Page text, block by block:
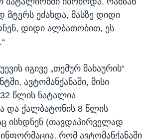
მტერს ეძახდა, მასზე დიდი
დიდი ალბათობით, ეს
იგივე „თემურ მახაურის“
ავტომანქანაში, მისი
წლის ნატალია
და ქალბატონის 8 წლის
ისხდნენ (თავდაპირველად
რომ ავტომანქანაში